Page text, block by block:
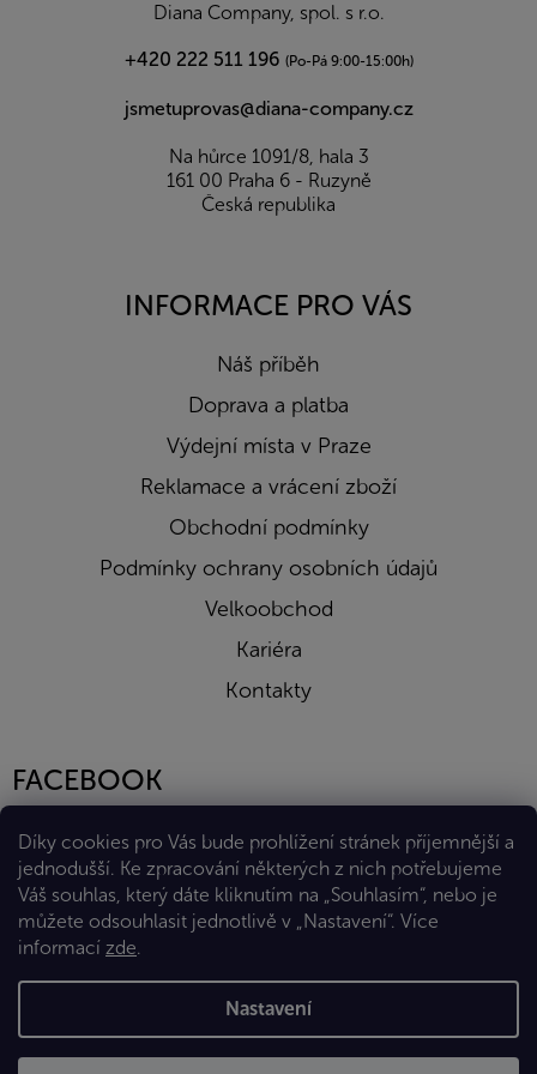
Díky cookies pro Vás bude prohlížení stránek příjemnější a
jednodušší. Ke zpracování některých z nich potřebujeme
Váš souhlas, který dáte kliknutím na „Souhlasím“, nebo je
můžete odsouhlasit jednotlivě v „Nastavení“. Více
informací zde.
Nastavení
Diana Company, spol. s r.o.
+420 222 511 196 (Po-Pá 9:00-15:00h)
jsmetuprovas@diana-company.cz
Na hůrce 1091/8, hala 3
161 00 Praha 6 - Ruzyně
Česká republika
INFORMACE PRO VÁS
Náš příběh
Doprava a platba
Výdejní místa v Praze
Reklamace a vrácení zboží
Obchodní podmínky
Podmínky ochrany osobních údajů
Velkoobchod
Kariéra
Kontakty
FACEBOOK
Vytvořil Shoptet Premium
Copyright 2026Eshop Diana Company, spol. s r.o.. Všechna